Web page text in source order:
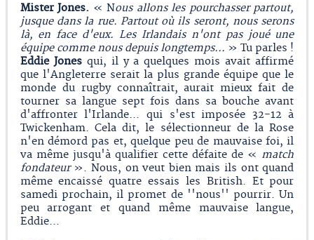
Mister Jones. « Nous allons les pourchasser partout,
jusque dans la rue. Partout où ils seront, nous serons
là, en face d'eux. Les Irlandais n'ont pas joué une
équipe comme nous depuis longtemps... » Tu parles !
Eddie Jonesqui, il y a quelques mois avait affirmé
que l'Angleterre serait la plus grande équipe que le
monde du rugby connaîtrait, aurait mieux fait de
tourner sa langue sept fois dans sa bouche avant
d'affronter l'Irlande... qui s'est imposée 32-12 à
Twickenham. Cela dit, le sélectionneur de la Rose
n'en démord pas et, quelque peu de mauvaise foi, il
va même jusqu'à qualifier cette défaite de « match
fondateur». Nous, on veut bien mais ils ont quand
même encaissé quatre essais les British. Et pour
samedi prochain, il promet de ''nous'' pourrir. Un
peu arrogant et quand même mauvaise langue,
Eddie...